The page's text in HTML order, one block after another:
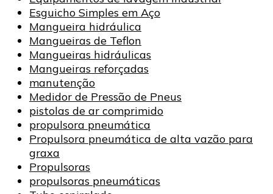
Esguicho Simples em Aço
Mangueira hidráulica
Mangueiras de Teflon
Mangueiras hidráulicas
Mangueiras reforçadas
manutenção
Medidor de Pressão de Pneus
pistolas de ar comprimido
propulsora pneumática
Propulsora pneumática de alta vazão para
graxa
Propulsoras
propulsoras pneumáticas